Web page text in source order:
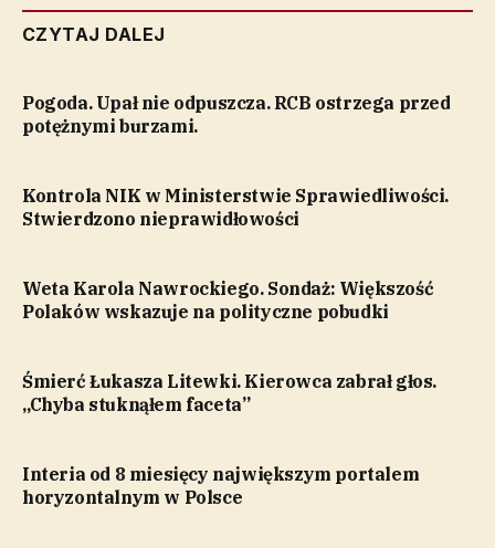
CZYTAJ DALEJ
Pogoda. Upał nie odpuszcza. RCB ostrzega przed
potężnymi burzami.
Kontrola NIK w Ministerstwie Sprawiedliwości.
Stwierdzono nieprawidłowości
Weta Karola Nawrockiego. Sondaż: Większość
Polaków wskazuje na polityczne pobudki
Śmierć Łukasza Litewki. Kierowca zabrał głos.
„Chyba stuknąłem faceta”
Interia od 8 miesięcy największym portalem
horyzontalnym w Polsce